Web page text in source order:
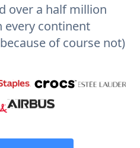
over a half million
every continent
of course not)